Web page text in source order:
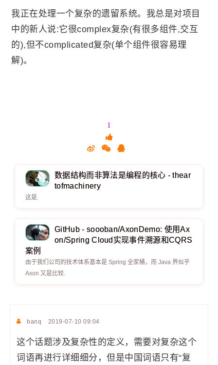
我正在处理一个复杂的遗留系统。我总是对项目
中的新人说:它很complex复杂(有很多组件,交互
的),但不complicated复杂(单个组件很容易理
解)。
1
数据结构而非算法是编程的核心 - thear
tofmachinery
这是.
GitHub - soooban/AxonDemo: 使用Ax
on/Spring Cloud实现事件溯源和CQRS
案例
由于我们公司的技术体系基本是 Spring 全家桶，而 Java 界似乎
Axon 又是比较.
banq 2019-07-10 09:04
这个话题涉及复杂性的定义，需要对复杂这个
词语再进行详细细分，但是中国词语只有“复